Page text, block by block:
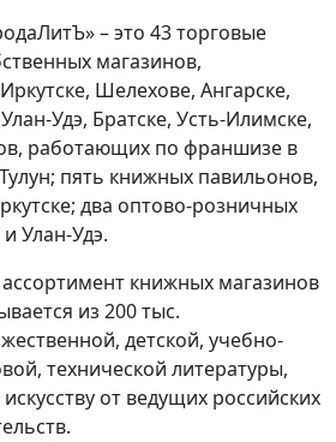
– это 43 торговые
магазинов,
Шелехове, Ангарске,
Удэ, Братске, Усть-Илимске,
работающих по франшизе в
пять книжных павильонов,
два оптово-розничных
Улан-Удэ.
книжных магазинов
из 200 тыс.
детской, учебно-
технической литературы,
от ведущих российских